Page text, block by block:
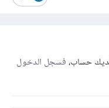
حساب،فسجل الدخول